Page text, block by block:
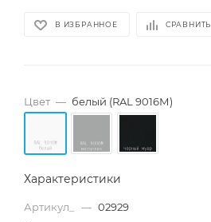
В ИЗБРАННОЕ СРАВНИТЬ
Цвет — белый (RAL 9016М)
Характеристики
Артикул_ — 02929